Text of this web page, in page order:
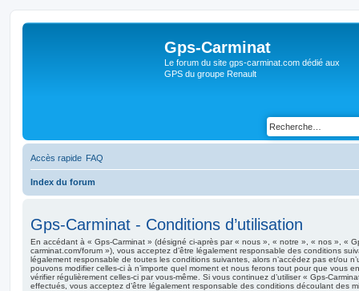
Gps-Carminat
Le forum du site gps-carminat.com dédié aux
GPS du groupe Renault
Accès rapide FAQ
Index du forum
Gps-Carminat - Conditions d’utilisation
En accédant à « Gps-Carminat » (désigné ci-après par « nous », « notre », « nos », «
carminat.com/forum »), vous acceptez d’être légalement responsable des conditions
légalement responsable de toutes les conditions suivantes, alors n’accédez pas et/ou
pouvons modifier celles-ci à n’importe quel moment et nous ferons tout pour que vous
vérifier régulièrement celles-ci par vous-même. Si vous continuez d’utiliser « Gps-
effectués, vous acceptez d’être légalement responsable des conditions découlant des